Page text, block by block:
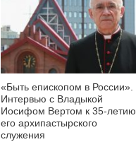
«Быть епископом в России».
Интервью с Владыкой
Иосифом Вертом к 35-летию
его архипастырского
служения